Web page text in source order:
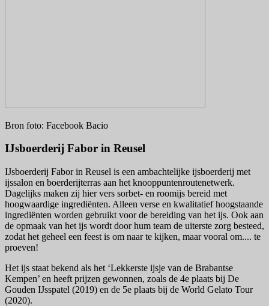
Bron foto: Facebook Bacio
IJsboerderij Fabor in Reusel
IJsboerderij Fabor in Reusel is een ambachtelijke ijsboerderij met
ijssalon en boerderijterras aan het knooppuntenroutenetwerk.
Dagelijks maken zij hier vers sorbet- en roomijs bereid met
hoogwaardige ingrediënten. Alleen verse en kwalitatief hoogstaande
ingrediënten worden gebruikt voor de bereiding van het ijs. Ook aan
de opmaak van het ijs wordt door hum team de uiterste zorg besteed,
zodat het geheel een feest is om naar te kijken, maar vooral om.... te
proeven!
Het ijs staat bekend als het ‘Lekkerste ijsje van de Brabantse
Kempen’ en heeft prijzen gewonnen, zoals de 4e plaats bij De
Gouden IJsspatel (2019) en de 5e plaats bij de World Gelato Tour
(2020).